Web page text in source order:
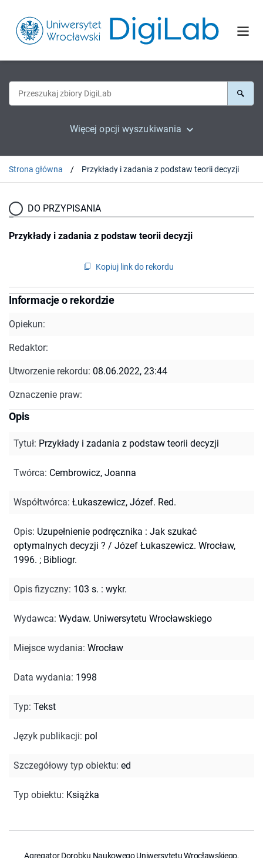
Więcej opcji wyszukiwania
Strona główna Przykłady i zadania z podstaw teorii decyzji
DO PRZYPISANIA
Przykłady i zadania z podstaw teorii decyzji
Kopiuj link do rekordu
Informacje o rekordzie
Opiekun:
Redaktor:
Utworzenie rekordu: 08.06.2022, 23:44
Oznaczenie praw:
Opis
Tytuł: Przykłady i zadania z podstaw teorii decyzji
Twórca: Cembrowicz, Joanna
Współtwórca: Łukaszewicz, Józef. Red.
Opis: Uzupełnienie podręcznika : Jak szukać
optymalnych decyzji ? / Józef Łukaszewicz. Wrocław,
1996. ; Bibliogr.
Opis fizyczny: 103 s. : wykr.
Wydawca: Wydaw. Uniwersytetu Wrocławskiego
Miejsce wydania: Wrocław
Data wydania: 1998
Typ: Tekst
Język publikacji: pol
Szczegółowy typ obiektu: ed
Typ obiektu: Książka
Agregator Dorobku Naukowego Uniwersytetu Wrocławskiego,